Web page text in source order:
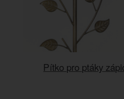
Pítko pro ptáky